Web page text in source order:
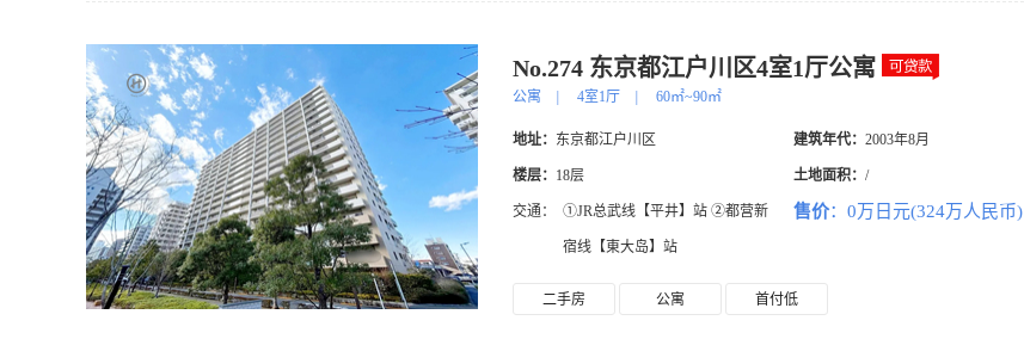
No.274 东京都江户川区4室1厅公寓
公寓 4室1厅 60㎡~90㎡
地址： 东京都江户川区 建筑年代： 2003年8月
楼层： 18层 土地面积： /
交通： ①JR总武线【平井】站 ②都营新
宿线【東大岛】站
售价：0万日元(324万人民币)
二手房 公寓 首付低